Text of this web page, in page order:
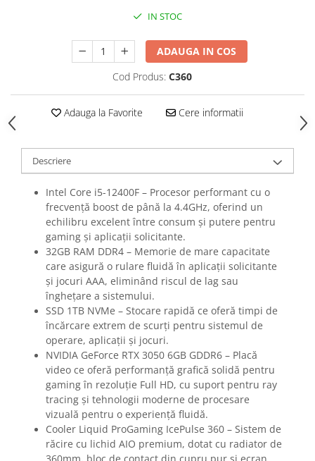
IN STOC
ADAUGA IN COS
Cod Produs: C360
Adauga la Favorite Cere informatii
Descriere
Intel Core i5-12400F – Procesor performant cu o
frecvență boost de până la 4.4GHz, oferind un
echilibru excelent între consum și putere pentru
gaming și aplicații solicitante.
32GB RAM DDR4 – Memorie de mare capacitate
care asigură o rulare fluidă în aplicații solicitante
și jocuri AAA, eliminând riscul de lag sau
înghețare a sistemului.
SSD 1TB NVMe – Stocare rapidă ce oferă timpi de
încărcare extrem de scurți pentru sistemul de
operare, aplicații și jocuri.
NVIDIA GeForce RTX 3050 6GB GDDR6 – Placă
video ce oferă performanță grafică solidă pentru
gaming în rezoluție Full HD, cu suport pentru ray
tracing și tehnologii moderne de procesare
vizuală pentru o experiență fluidă.
Cooler Liquid ProGaming IcePulse 360 – Sistem de
răcire cu lichid AIO premium, dotat cu radiator de